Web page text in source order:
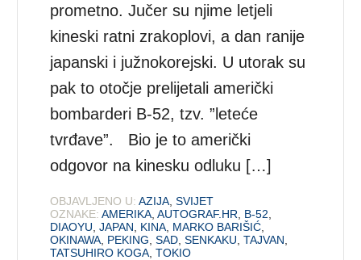
prometno. Jučer su njime letjeli
kineski ratni zrakoplovi, a dan ranije
japanski i južnokorejski. U utorak su
pak to otočje prelijetali američki
bombarderi B-52, tzv. ”leteće
tvrđave”. Bio je to američki
odgovor na kinesku odluku […]
OBJAVLJENO U: AZIJA ,SVIJET
OZNAKE: AMERIKA ,AUTOGRAF.HR B-52
DIAOYU ,JAPAN KINA MARKO BARIŠIĆ
OKINAWA PEKING ,SAD ,SENKAKU ,TAJVAN
TATSUHIRO KOGA ,TOKIO